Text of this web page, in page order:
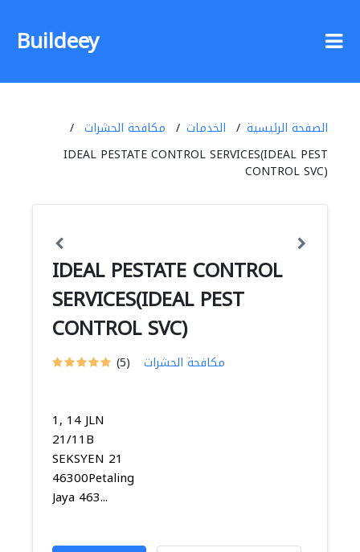
Buildeey
الصفحة الرئيسية الخدمات
مكافحة الحشرات
IDEAL PESTATE CONTROL SERVICES(IDEAL PEST
CONTROL SVC)
IDEAL PESTATE CONTROL
SERVICES(IDEAL PEST
CONTROL SVC)
(5) مكافحة الحشرات
1, 14 JLN
21/11B
SEKSYEN 21
46300Petaling
Jaya 463...